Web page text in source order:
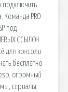
подключить
Команда PRO
под
ССЫЛОК.
для консоли
бесплатно
огромный
сериалы,